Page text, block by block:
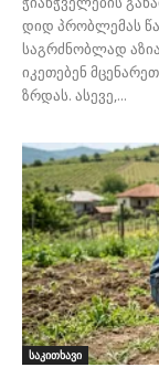
დიდ პრობლემას
საგრძნობლად
იკეთებენ
ზრდას. ასევე,...
საკითხავი